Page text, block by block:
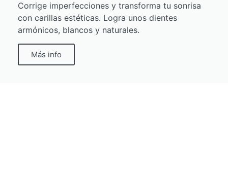
Corrige imperfecciones y transforma tu sonrisa
con carillas estéticas. Logra unos dientes
armónicos, blancos y naturales.
Más info